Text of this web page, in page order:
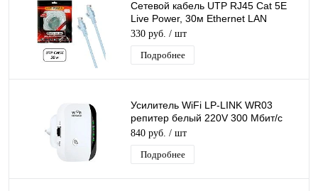
Сетевой кабель UTP RJ45 Cat 5E
Live Power, 30м Ethernet LAN
кабель патчкорд 8-жильный шнур
RJ45-RJ45
330 руб. / шт
Подробнее
Усилитель WiFi LP-LINK WR03
репитер белый 220V 300 Мбит/с
802.11B
840 руб. / шт
Подробнее